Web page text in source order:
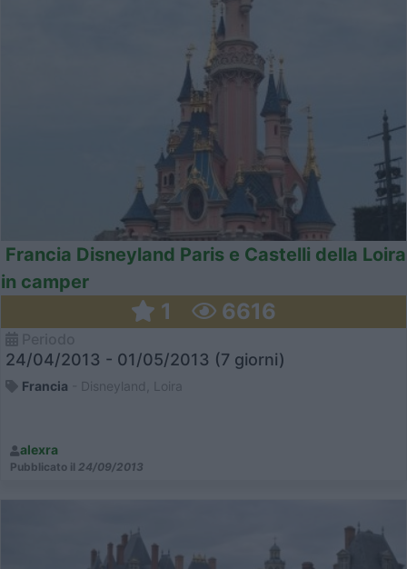
Francia Disneyland Paris e Castelli della Loira
in camper
1 6616
24/04/2013 - 01/05/2013 (7 giorni)
Francia - Disneyland, Loira
alexra
Pubblicato il 24/09/2013